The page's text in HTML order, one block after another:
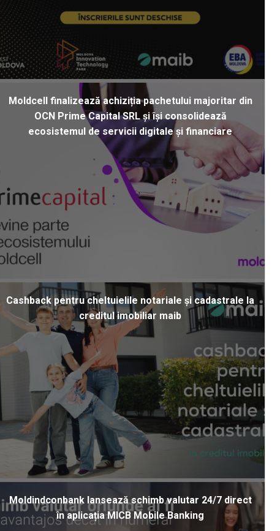
Moldcell finalizează achiziția pachetului majoritar din
OCN Prime Capital SRL și își consolidează
ecosistemul de servicii digitale și financiare
Cashback pentru cheltuielile notariale și cadastrale la
creditul imobiliar maib
Moldindconbank lansează schimb valutar 24/7 direct
în aplicația MICB Mobile Banking